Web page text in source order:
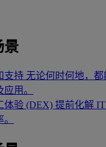
景
支持 无论何时何地，
用。
体验 (DEX) 提前化解